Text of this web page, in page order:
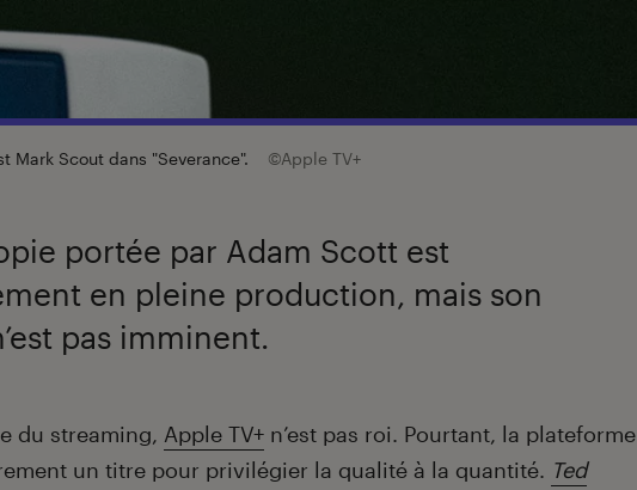
Mark Scout dans "Severance". ©Apple TV+
portée par Adam Scott est
en pleine production, mais son
pas imminent.
du streaming, Apple TV+ n’est pas roi. Pourtant, la plateforme
un titre pour privilégier la qualité à la quantité. Ted